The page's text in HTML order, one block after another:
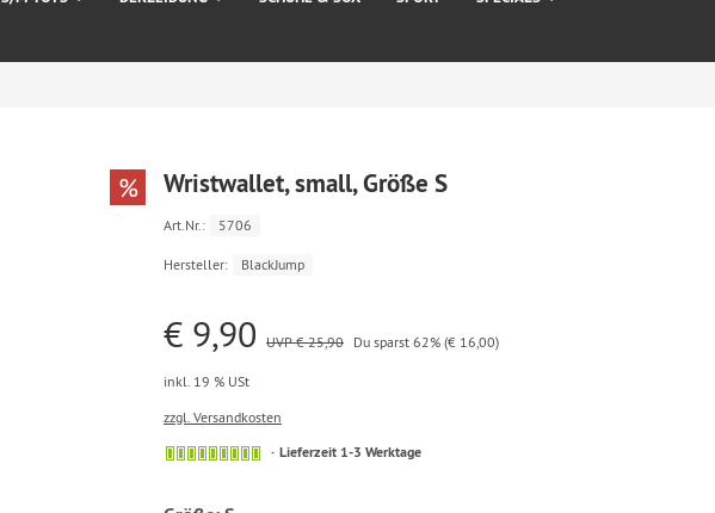
% Wristwallet, small, Größe S
Art.Nr.: 5706
Hersteller: BlackJump
€ 9,90 UVP € 25,90 Du sparst 62% (€ 16,00)
inkl. 19 % USt
zzgl. Versandkosten
Lieferzeit 1-3 Werktage